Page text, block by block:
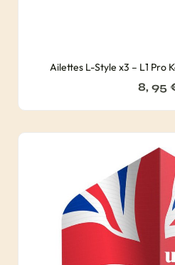
Ailettes L-Style x3 – L1 Pro
8, 95